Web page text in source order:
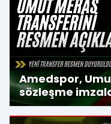
Amedspor,
sözleşme